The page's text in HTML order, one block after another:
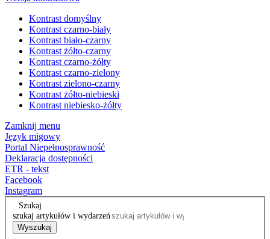
Kontrast domyślny
Kontrast czarno-biały
Kontrast biało-czarny
Kontrast żółto-czarny
Kontrast czarno-żółty
Kontrast czarno-zielony
Kontrast zielono-czarny
Kontrast żółto-niebieski
Kontrast niebiesko-żółty
Zamknij menu
Język migowy
Portal Niepełnosprawność
Deklaracja dostępności
ETR - tekst
Facebook
Instagram
Szukaj
szukaj artykułów i wydarzeń
Wyszukaj